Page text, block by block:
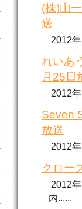
(株)山
送
2012
れいあ
月25日
2012
Seven
放送
2012
クロー
2012
内......